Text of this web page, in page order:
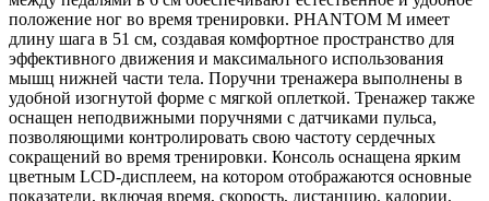
положение ног во время тренировки. PHANTOM M имеет
длину шага в 51 см, создавая комфортное пространство для
эффективного движения и максимального использования
мышц нижней части тела. Поручни тренажера выполнены в
удобной изогнутой форме с мягкой оплеткой. Тренажер также
оснащен неподвижными поручнями с датчиками пульса,
позволяющими контролировать свою частоту сердечных
сокращений во время тренировки. Консоль оснащена ярким
цветным LCD-дисплеем, на котором отображаются основные
показатели, включая время, скорость, дистанцию, калории,